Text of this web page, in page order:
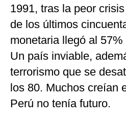
1991, tras la peor
de los últimos
monetaria llegó al
Un país inviable,
terrorismo que se
los 80. Muchos creían
Perú no tenía futuro.